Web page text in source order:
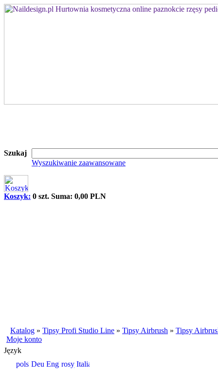
Szukaj
Wyszukiwanie zaawansowane
Koszyk: 0 szt. Suma: 0,00 PLN
Katalog » Tipsy Profi Studio Line » Tipsy Airbrush » Tipsy
Moje konto
Język